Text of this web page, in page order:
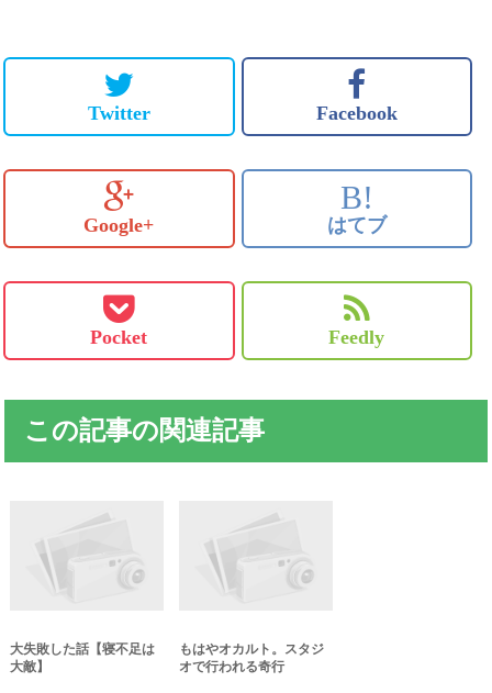
Twitter Facebook
Google+
B!
はてブ
Pocket Feedly
この記事の関連記事
大失敗した話【寝不足は
大敵】
もはやオカルト。スタジ
オで行われる奇行